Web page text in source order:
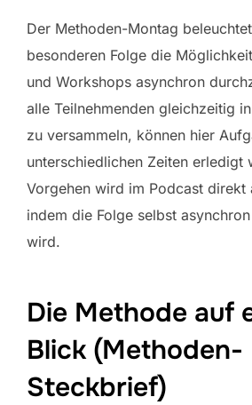
Der Methoden-Montag
besonderen Folge die
und Workshops asynchron
alle Teilnehmenden gleichzeitig
zu versammeln, können hier
unterschiedlichen Zeiten erledigt
Vorgehen wird im Podcast direkt
indem die Folge selbst
wird.
Die Methode auf
Blick (Methoden-
Steckbrief)